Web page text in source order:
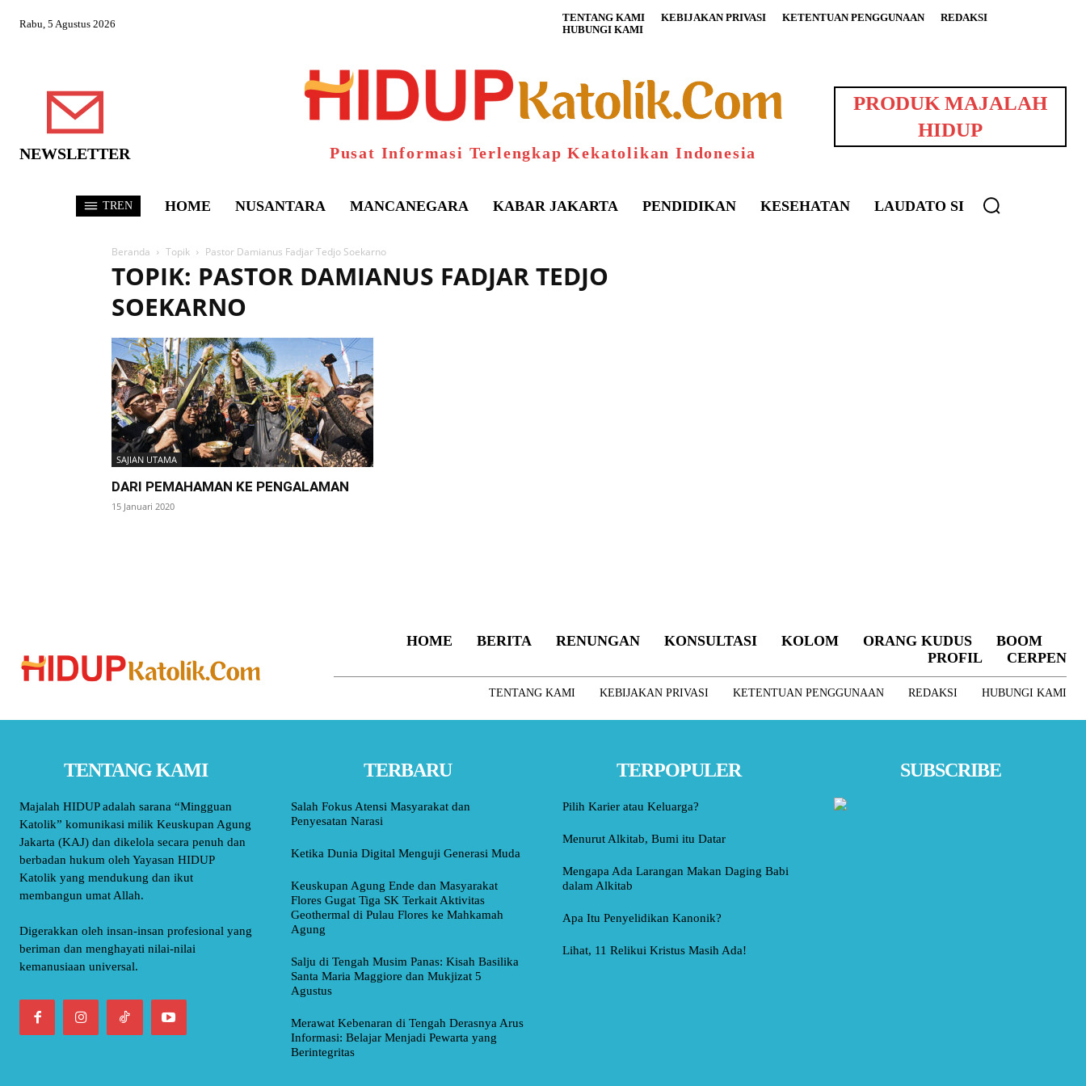
Rabu, 5 Agustus 2026 TENTANG KAMI KEBIJAKAN PRIVASI KETENTUAN PENGGUNAAN
REDAKSI
HUBUNGI KAMI
NEWSLETTER Pusat Informasi Terlengkap Kekatolikan Indonesia
PRODUK MAJALAH
HIDUP
TREN HOME NUSANTARA MANCANEGARA KABAR JAKARTA PENDIDIKAN KESEHATAN LAUDATO SI
Beranda Topik Pastor Damianus Fadjar Tedjo Soekarno
TOPIK: PASTOR DAMIANUS FADJAR TEDJO
SOEKARNO
SAJIAN UTAMA
DARI PEMAHAMAN KE PENGALAMAN
15 Januari 2020
HOME BERITA RENUNGAN KONSULTASI KOLOM ORANG KUDUS
BOOM
PROFIL
CERPEN
TENTANG KAMI KEBIJAKAN PRIVASI KETENTUAN PENGGUNAAN REDAKSI HUBUNGI KAMI
TENTANG KAMI
Majalah HIDUP adalah sarana “Mingguan
Katolik” komunikasi milik Keuskupan Agung
Jakarta (KAJ) dan dikelola secara penuh dan
berbadan hukum oleh Yayasan HIDUP
Katolik yang mendukung dan ikut
membangun umat Allah.
Digerakkan oleh insan-insan profesional yang
beriman dan menghayati nilai-nilai
kemanusiaan universal.
TERBARU
Salah Fokus Atensi Masyarakat dan
Penyesatan Narasi
Ketika Dunia Digital Menguji Generasi Muda
Keuskupan Agung Ende dan Masyarakat
Flores Gugat Tiga SK Terkait Aktivitas
Geothermal di Pulau Flores ke Mahkamah
Agung
Salju di Tengah Musim Panas: Kisah Basilika
Santa Maria Maggiore dan Mukjizat 5
Agustus
Merawat Kebenaran di Tengah Derasnya Arus
Informasi: Belajar Menjadi Pewarta yang
Berintegritas
TERPOPULER
Pilih Karier atau Keluarga?
Menurut Alkitab, Bumi itu Datar
Mengapa Ada Larangan Makan Daging Babi
dalam Alkitab
Apa Itu Penyelidikan Kanonik?
Lihat, 11 Relikui Kristus Masih Ada!
SUBSCRIBE